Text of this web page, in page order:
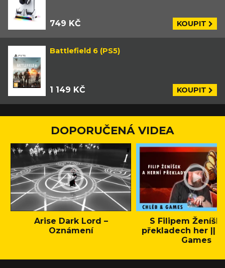
749 KČ KOUPIT
Battlefield 6 (PS5)
1 149 KČ KOUPIT
DOPORUČENÁ VIDEA
Arise Dark Lord –
Oznámení
S Filipem
překladech her ||
Games